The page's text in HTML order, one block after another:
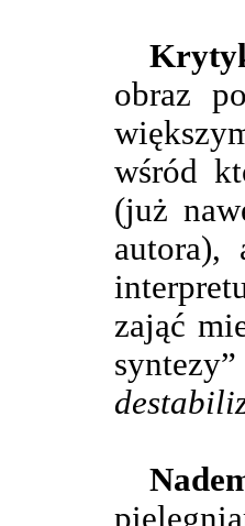
obraz
wśród
(już
autora),
zająć